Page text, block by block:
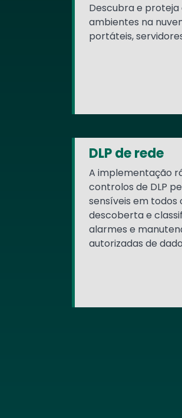
Descubra e proteja
ambientes na
portáteis,
DLP de rede
A implementação
controlos de DLP
sensíveis em
descoberta e
alarmes e
autorizadas de